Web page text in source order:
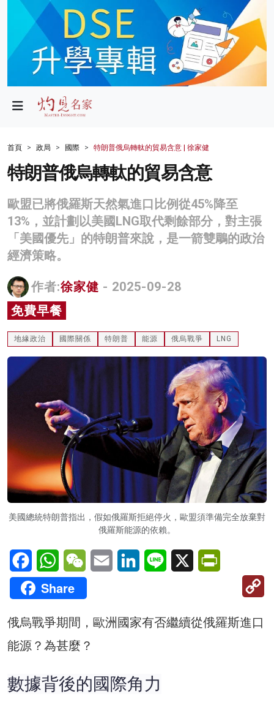
政局
財經
生活
商業
科技
名家榜
灼見活動
關於我們
首頁 政局 國際 特朗普俄烏轉軚的貿易含意 | 徐家健
特朗普俄烏轉軚的貿易含意
歐盟已將俄羅斯天然氣進口比例從45%降至
13%，並計劃以美國LNG取代剩餘部分，對主張
「美國優先」的特朗普來說，是一箭雙鵰的政治
經濟策略。
作者:徐家健 - 2025-09-28
免費早餐
地緣政治 國際關係 特朗普 能源 俄烏戰爭 LNG
美國總統特朗普指出，假如俄羅斯拒絕停火，歐盟須準備完全放棄對
俄羅斯能源的依賴。
FacebookWhatsAppWeChatEmail LinkedInLine X
Share
俄烏戰爭期間，歐洲國家有否繼續從俄羅斯進口
能源？為甚麼？
數據背後的國際角力